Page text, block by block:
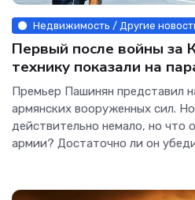
Недвижимость / Другие
Первый после войны за
технику показали на
Интернет технологии.
Премьер Пашинян представил
армянских вооруженных сил.
действительно немало, но что
армии? Достаточно ли он